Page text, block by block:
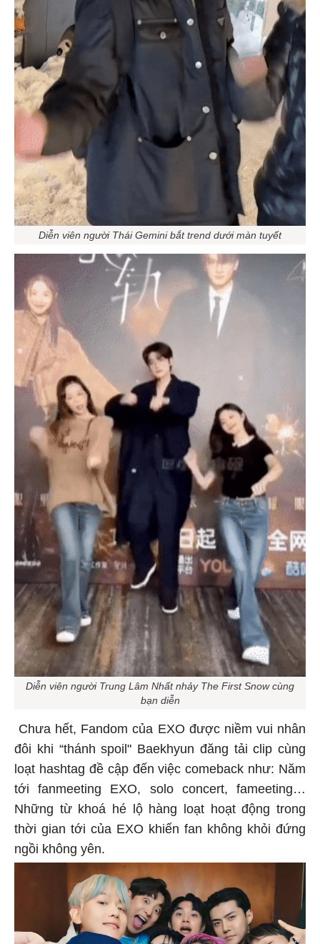
Diễn viên người Thái Gemini bắt trend dưới màn tuyết
Diễn viên người Trung Lâm Nhất nhảy The First Snow cùng
bạn diễn
Chưa hết, Fandom của EXO được niềm vui nhân
đôi khi “thánh spoil" Baekhyun đăng tải clip cùng
loạt hashtag đề cập đến việc comeback như: Năm
tới fanmeeting EXO, solo concert, fameeting…
Những từ khoá hé lộ hàng loạt hoạt động trong
thời gian tới của EXO khiến fan không khỏi đứng
ngồi không yên.